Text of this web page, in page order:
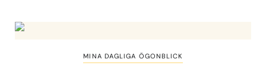
MINA DAGLIGA ÖGONBLICK